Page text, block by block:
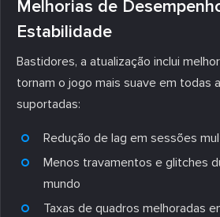
Melhorias de
Estabilidade
Bastidores, a atualização inclui
tornam o jogo mais suave em todas
suportadas:
Redução de lag em sessões
Menos travamentos e glitches
mundo
Taxas de quadros melhoradas